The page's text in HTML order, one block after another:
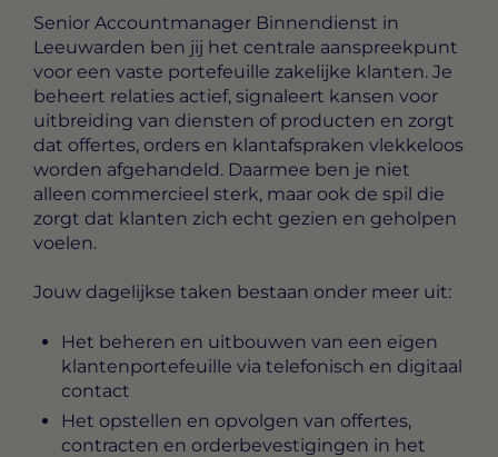
Senior Accountmanager Binnendienst in
Leeuwarden ben jij het centrale aanspreekpunt
voor een vaste portefeuille zakelijke klanten. Je
beheert relaties actief, signaleert kansen voor
uitbreiding van diensten of producten en zorgt
dat offertes, orders en klantafspraken vlekkeloos
worden afgehandeld. Daarmee ben je niet
alleen commercieel sterk, maar ook de spil die
zorgt dat klanten zich echt gezien en geholpen
voelen.
Jouw dagelijkse taken bestaan onder meer uit:
Het beheren en uitbouwen van een eigen
klantenportefeuille via telefonisch en digitaal
contact
Het opstellen en opvolgen van offertes,
contracten en orderbevestigingen in het